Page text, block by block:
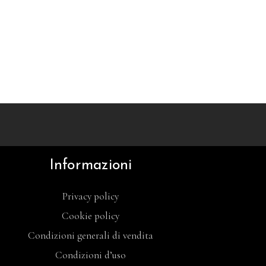
Informazioni
Privacy policy
Cookie policy
Condizioni generali di vendita
Condizioni d’uso